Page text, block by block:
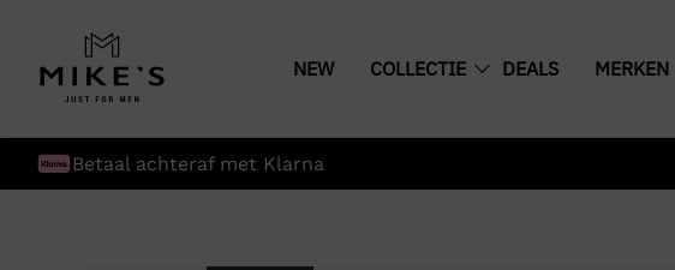
NEW COLLECTIE DEALS MERKEN
Betaal achteraf met Klarna